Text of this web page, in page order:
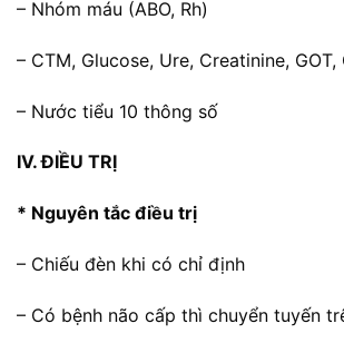
– Nhóm máu (ABO, Rh)
– CTM, Glucose, Ure, Creatinine, GOT,
– Nước tiểu 10 thông số
IV. ĐIỀU TRỊ
* Nguyên tắc điều trị
– Chiếu đèn khi có chỉ định
– Có bệnh não cấp thì chuyển tuyến